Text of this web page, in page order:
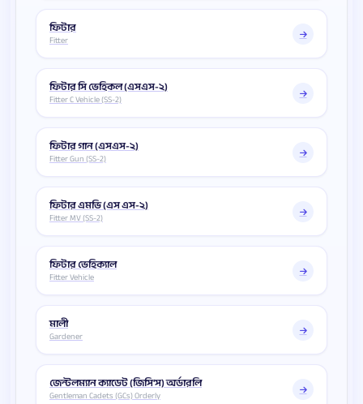
ফিটার
Fitter
ফিটার সি ভেহিকল (এসএস-২)
Fitter C Vehicle (SS-2)
ফিটার গান (এসএস-২)
Fitter Gun (SS-2)
ফিটার এমভি (এস এস-২)
Fitter MV (SS-2)
ফিটার ভেহিক্যাল
Fitter Vehicle
মালী
Gardener
জেন্টলম্যান ক্যাডেট (জিসি'স) অর্ডারলি
Gentleman Cadets (GCs) Orderly